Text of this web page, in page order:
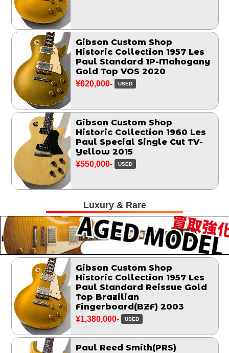
Gibson Custom Shop
Historic Collection 1957 Les
Paul Standard 1P-Mahogany
Gold Top VOS 2020
¥620,000- USED
Gibson Custom Shop
Historic Collection 1960 Les
Paul Special Single Cut TV-
Yellow 2015
¥550,000- USED
Luxury & Rare
Gibson Custom Shop
Historic Collection 1957 Les
Paul Standard Reissue Gold
Top Brazilian
Fingerboard(BZF) 2003
¥1,380,000- USED
Paul Reed Smith(PRS)